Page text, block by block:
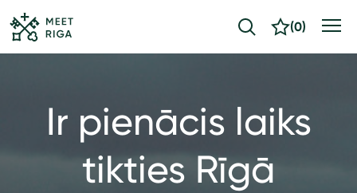
(0)
Ir pienācis laiks
tikties Rīgā